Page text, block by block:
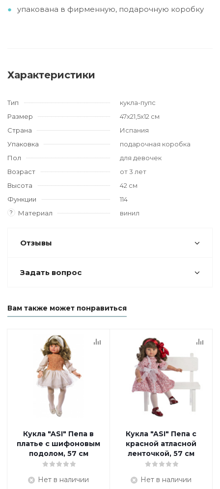
упакована в фирменную, подарочную коробку
Характеристики
Тип
кукла-пупс
Размер
47x21,5x12 см
Страна
Испания
Упаковка
подарочная коробка
Пол
для девочек
Возраст
от 3 лет
Высота
42 см
Функции
114
? Материал винил
Отзывы
Задать вопрос
Вам также может понравиться
Кукла "ASI" Пепа в
платье с шифоновым
подолом, 57 см
Нет в наличии
Кукла "ASI" Пепа с
красной атласной
ленточкой, 57 см
Нет в наличии